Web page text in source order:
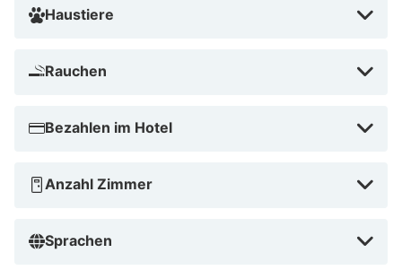
Haustiere
Rauchen
Bezahlen im Hotel
Anzahl Zimmer
Sprachen